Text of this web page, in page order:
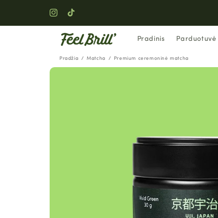
„Instagram“
„TikTok“
Pradinis Parduotuvė
Pradžia Matcha Premium ceremoninė matcha
PEREITI PRIE